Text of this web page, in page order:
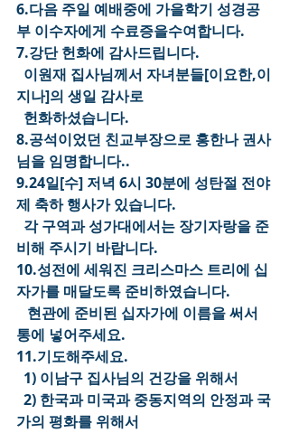
6.다음 주일 예배중에 가을학기 성경공
부 이수자에게 수료증을수여합니다.
7.강단 헌화에 감사드립니다.
이원재 집사님께서 자녀분들[이요한,이
지나]의 생일 감사로
헌화하셨습니다.
8.공석이었던 친교부장으로 홍한나 권사
님을 임명합니다..
9.24일[수] 저녁 6시 30분에 성탄절 전야
제 축하 행사가 있습니다.
각 구역과 성가대에서는 장기자랑을 준
비해 주시기 바랍니다.
10.성전에 세워진 크리스마스 트리에 십
자가를 매달도록 준비하였습니다.
현관에 준비된 십자가에 이름을 써서
통에 넣어주세요.
11.기도해주세요.
1) 이남구 집사님의 건강을 위해서
2) 한국과 미국과 중동지역의 안정과 국
가의 평화를 위해서